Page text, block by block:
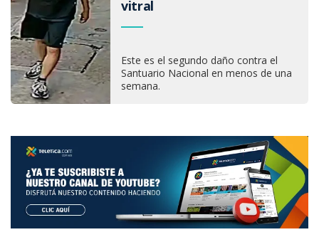
vitral
Este es el segundo daño contra el
Santuario Nacional en menos de una
semana.